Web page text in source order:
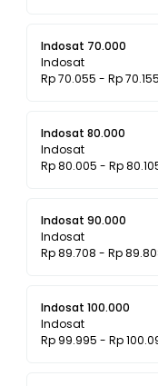
Indosat 70.000
Indosat
Rp 70.055 - Rp 70.155
Indosat 80.000
Indosat
Rp 80.005 - Rp
Indosat 90.000
Indosat
Rp 89.708 - Rp
Indosat 100.000
Indosat
Rp 99.995 - Rp